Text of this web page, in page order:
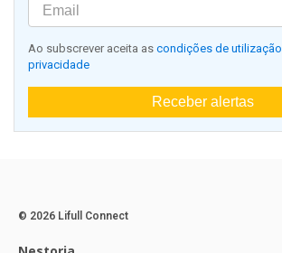
Ao subscrever aceita as condições de utilização
privacidade
Receber alertas
© 2026 Lifull Connect